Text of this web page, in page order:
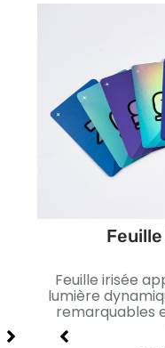
Feuille irisée
lumière
remarquables